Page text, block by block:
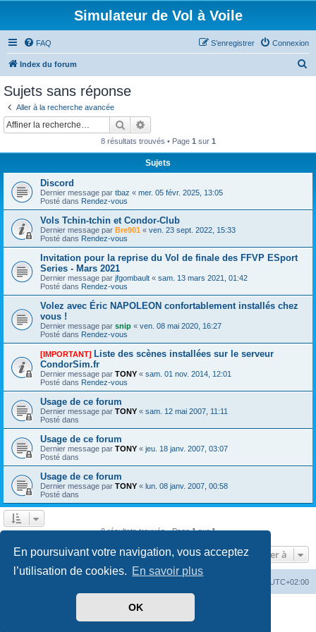
En poursuivant votre navigation, vous acceptez
l’utilisation de cookies. En savoir plus
OK
Simulateur de Vol à Voile
FAQ Connexion
S’enregistrer
Index du forum
Sujets sans réponse
Aller à la recherche avancée
Rechercher
8 résultats trouvés • Page 1 sur 1
Sujets
Discord
Dernier message par tbaz « mer. 05 févr. 2025, 13:05
Posté dans Rendez-vous
Vols Tchin-tchin et Condor-Club
Dernier message par Bre901 « ven. 23 sept. 2022, 15:33
Posté dans Rendez-vous
Invitation pour la reprise du Vol de finale des FFVP ESport
Series - Mars 2021
Dernier message par jfgombault « sam. 13 mars 2021, 01:42
Posté dans Rendez-vous
Volez avec Éric NAPOLEON confortablement installés chez
vous !
Dernier message par snip « ven. 08 mai 2020, 16:27
Posté dans Rendez-vous
[IMPORTANT] Liste des scènes installées sur le serveur
CondorSim.fr
Dernier message par TONY « sam. 01 nov. 2014, 12:01
Posté dans Rendez-vous
Usage de ce forum
Dernier message par TONY « sam. 12 mai 2007, 11:11
Posté dans
Usage de ce forum
Dernier message par TONY « jeu. 18 janv. 2007, 03:07
Posté dans
Usage de ce forum
Dernier message par TONY « lun. 08 janv. 2007, 00:58
Posté dans
8 résultats trouvés • Page1sur1
Aller à
UTC+02:00
phpBB ® Forum Software © phpBB Limited
phpBB-fr.com